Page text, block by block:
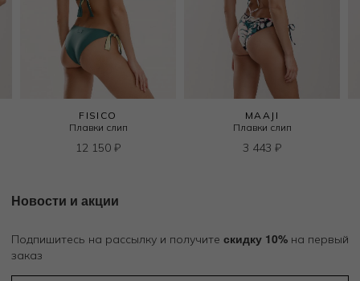
FISICO
Плавки слип
12 150 ₽
MAAJI
Плавки слип
3 443 ₽
Новости и акции
Подпишитесь на рассылку и получите скидку 10% на первый
заказ